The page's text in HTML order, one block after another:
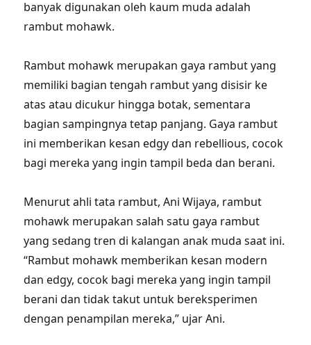
banyak digunakan oleh kaum muda adalah
rambut mohawk.
Rambut mohawk merupakan gaya rambut yang
memiliki bagian tengah rambut yang disisir ke
atas atau dicukur hingga botak, sementara
bagian sampingnya tetap panjang. Gaya rambut
ini memberikan kesan edgy dan rebellious, cocok
bagi mereka yang ingin tampil beda dan berani.
Menurut ahli tata rambut, Ani Wijaya, rambut
mohawk merupakan salah satu gaya rambut
yang sedang tren di kalangan anak muda saat ini.
“Rambut mohawk memberikan kesan modern
dan edgy, cocok bagi mereka yang ingin tampil
berani dan tidak takut untuk bereksperimen
dengan penampilan mereka,” ujar Ani.